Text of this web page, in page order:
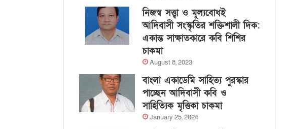
নিজস্ব সত্ত্বা ও মূল্যবোধই
আদিবাসী সংস্কৃতির শক্তিশালী দিক:
একান্ত সাক্ষাতকারে কবি শিশির
চাকমা
August 8, 2023
বাংলা একাডেমি সাহিত্য পুরস্কার
পাচ্ছেন আদিবাসী কবি ও
সাহিত্যিক মৃত্তিকা চাকমা
January 25, 2024